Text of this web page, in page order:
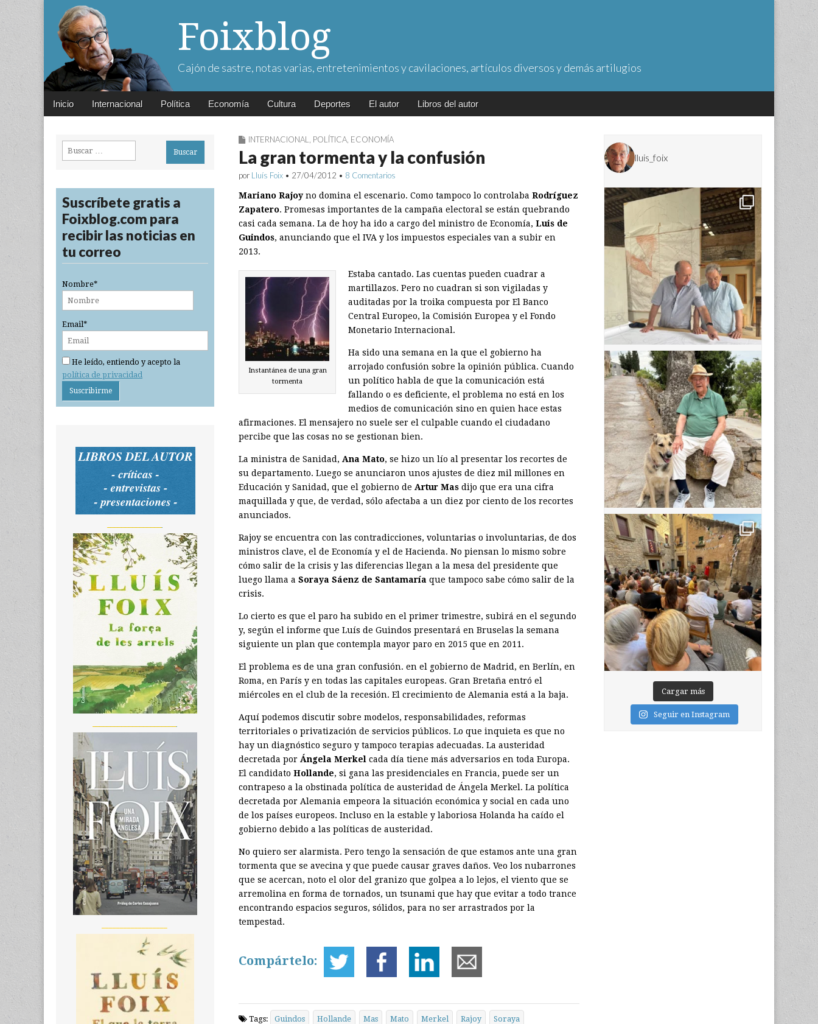
Foixblog
Cajón de sastre, notas varias, entretenimientos y cavilaciones, artículos diversos y demás artilugios
Main
Skip
Inicio Internacional Política Economía Cultura Deportes El autor Libros del autor
INTERNACIONAL POLÍTICA ECONOMÍA
La gran tormenta y la confusión
por Lluís Foix • 27/04/2012 • 8 Comentarios
Mariano Rajoyno domina el escenario. Como tampoco lo controlaba Rodríguez
Zapatero. Promesas importantes de la campaña electoral se están quebrando
casi cada semana. La de hoy ha ido a cargo del ministro de Economía, Luis de
Guindos, anunciando que el IVA y los impuestos especiales van a subir en
2013.
Instantánea de una gran
tormenta
Estaba cantado. Las cuentas pueden cuadrar a
martillazos. Pero no cuadran si son vigiladas y
auditadas por la troika compuesta por El Banco
Central Europeo, la Comisión Europea y el Fondo
Monetario Internacional.
Ha sido una semana en la que el gobierno ha
arrojado confusión sobre la opinión pública. Cuando
un político habla de que la comunicación está
fallando o es deficiente, el problema no está en los
medios de comunicación sino en quien hace estas
afirmaciones. El mensajero no suele ser el culpable cuando el ciudadano
percibe que las cosas no se gestionan bien.
La ministra de Sanidad, Ana Mato, se hizo un lío al presentar los recortes de
su departamento. Luego se anunciaron unos ajustes de diez mil millones en
Educación y Sanidad, que el gobierno de Artur Mas dijo que era una cifra
maquillada y que, de verdad, sólo afectaba a un diez por ciento de los recortes
anunciados.
Rajoy se encuentra con las contradicciones, voluntarias o involuntarias, de dos
ministros clave, el de Economía y el de Hacienda. No piensan lo mismo sobre
cómo salir de la crisis y las diferencias llegan a la mesa del presidente que
luego llama a Soraya Sáenz de Santamaría que tampoco sabe cómo salir de la
crisis.
Lo cierto es que el paro ha subido en el primer trimestre, subirá en el segundo
y, según el informe que Luís de Guindos presentará en Bruselas la semana
siguiente un plan que contempla mayor paro en 2015 que en 2011.
El problema es de una gran confusión. en el gobierno de Madrid, en Berlín, en
Roma, en París y en todas las capitales europeas. Gran Bretaña entró el
miércoles en el club de la recesión. El crecimiento de Alemania está a la baja.
Aquí podemos discutir sobre modelos, responsabilidades, reformas
territoriales o privatización de servicios públicos. Lo que inquieta es que no
hay un diagnóstico seguro y tampoco terapias adecuadas. La austeridad
decretada por Ángela Merkel cada día tiene más adversarios en toda Europa.
El candidato Hollande, si gana las presidenciales en Francia, puede ser un
contrapeso a la obstinada política de austeridad de Ángela Merkel. La política
decretada por Alemania empeora la situación económica y social en cada uno
de los países europeos. Incluso en la estable y laboriosa Holanda ha caído el
gobierno debido a las políticas de austeridad.
No quiero ser alarmista. Pero tengo la sensación de que estamos ante una gran
tormenta que se avecina y que puede causar graves daños. Veo los nubarrones
que se acercan, noto el olor del granizo que golpea a lo lejos, el viento que se
arremolina en forma de tornados, un tsunami que hay que evitar a todo trance
encontrando espacios seguros, sólidos, para no ser arrastrados por la
tempestad.
Compártelo:
Tags: Guindos Hollande Mas Mato Merkel Rajoy Soraya
Buscar:
Suscríbete gratis a
Foixblog.com para
recibir las noticias en
tu correo
Nombre*
Email*
He leído, entiendo y acepto la
política de privacidad
lluis_foix
Cargar más
Seguir en Instagram